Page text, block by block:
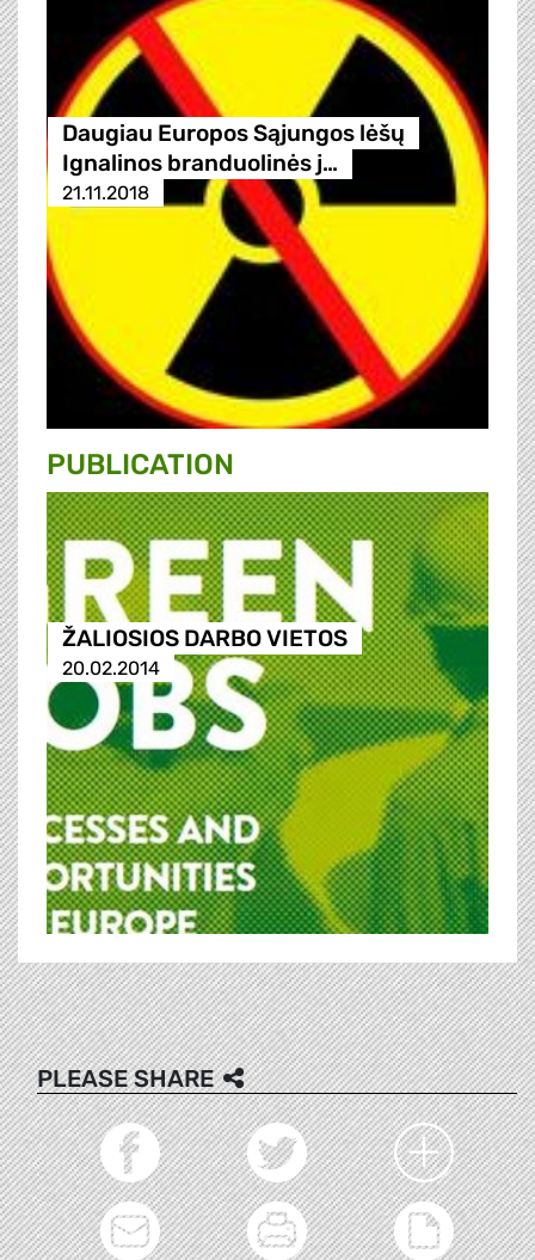
Daugiau Europos Sąjungos lėšų
Ignalinos branduolinės j…
21.11.2018
PUBLICATION
ŽALIOSIOS DARBO VIETOS
20.02.2014
PLEASE SHARE